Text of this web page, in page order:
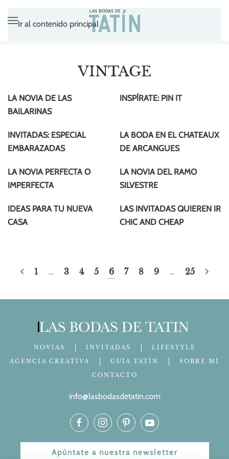
Ir al contenido principal
VINTAGE
LA NOVIA DE LAS
BAILARINAS
INSPÍRATE: PIN IT
INVITADAS: ESPECIAL
EMBARAZADAS
LA BODA EN EL CHATEAUX
DE ARCANGUES
LA NOVIA PERFECTA O
IMPERFECTA
LA NOVIA DEL RAMO
SILVESTRE
IDEAS PARA TU NUEVA
CASA
LAS INVITADAS QUIEREN IR
CHIC AND CHEAP
1 … 3 4 5 6 7 8 9 … 25
NOVIAS INVITADAS
LIFESTYLE
AGENCIA CREATIVA
GUÍA TATÍN
SOBRE MÍ
CONTACTO
info@lasbodasdetatin.com
Apúntate a nuestra newsletter